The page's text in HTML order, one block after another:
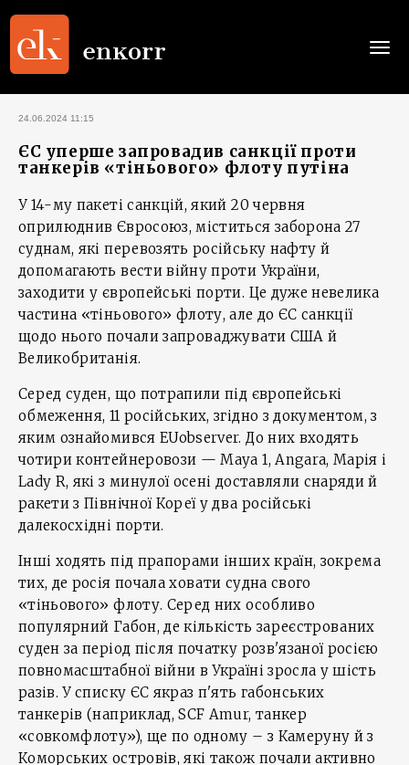
24.06.2024 11:15
ЄС уперше запровадив санкції проти
танкерів «тіньового» флоту путіна
У 14-му пакеті санкцій, який 20 червня
оприлюднив Євросоюз, міститься заборона 27
суднам, які перевозять російську нафту й
допомагають вести війну проти України,
заходити у європейські порти. Це дуже невелика
частина «тіньового» флоту, але до ЄС санкції
щодо нього почали запроваджувати США й
Великобританія.
Серед суден, що потрапили під європейські
обмеження, 11 російських, згідно з документом, з
яким ознайомився EUobserver. До них входять
чотири контейнеровози — Maya 1, Angara, Марія і
Lady R, які з минулої осені доставляли снаряди й
ракети з Північної Кореї у два російські
далекосхідні порти.
Інші ходять під прапорами інших країн, зокрема
тих, де росія почала ховати судна свого
«тіньового» флоту. Серед них особливо
популярний Габон, де кількість зареєстрованих
суден за період після початку розв'язаної росією
повномасштабної війни в Україні зросла у шість
разів. У списку ЄС якраз п'ять габонських
танкерів (наприклад, SCF Amur, танкер
«совкомфлоту»), ще по одному – з Камеруну й з
Коморських островів, які також почали активно